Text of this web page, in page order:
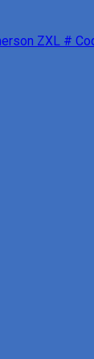
ZXL #